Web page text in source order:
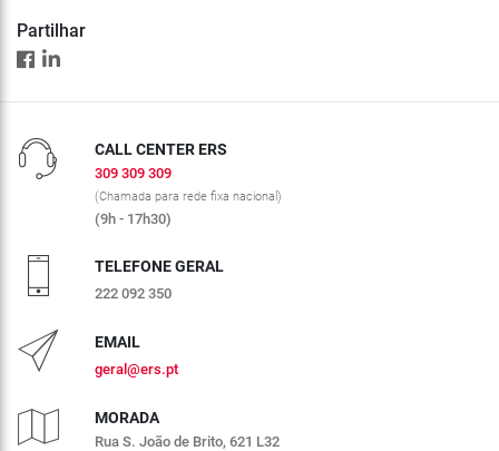
Partilhar
CALL CENTER ERS
309 309 309
(Chamada para rede fixa nacional)
(9h - 17h30)
TELEFONE GERAL
222 092 350
EMAIL
geral@ers.pt
MORADA
Rua S. João de Brito, 621 L32